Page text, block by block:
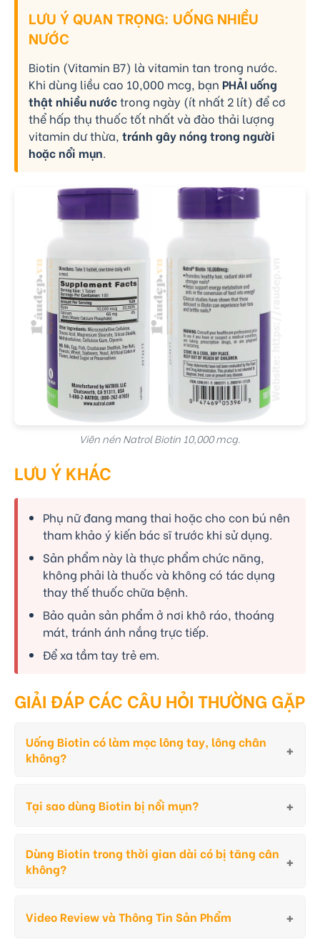
LƯU Ý QUAN TRỌNG: UỐNG NHIỀU
NƯỚC
Biotin (Vitamin B7) là vitamin tan trong nước.
Khi dùng liều cao 10,000 mcg, bạn PHẢI uống
thật nhiều nướctrong ngày (ít nhất 2 lít) để cơ
thể hấp thụ thuốc tốt nhất và đào thải lượng
vitamin dư thừa, tránh gây nóng trong người
hoặc nổi mụn.
Viên nén Natrol Biotin 10,000 mcg.
LƯU Ý KHÁC
Phụ nữ đang mang thai hoặc cho con bú nên
tham khảo ý kiến bác sĩ trước khi sử dụng.
Sản phẩm này là thực phẩm chức năng,
không phải là thuốc và không có tác dụng
thay thế thuốc chữa bệnh.
Bảo quản sản phẩm ở nơi khô ráo, thoáng
mát, tránh ánh nắng trực tiếp.
Để xa tầm tay trẻ em.
GIẢI ĐÁP CÁC CÂU HỎI THƯỜNG GẶP
Uống Biotin có làm mọc lông tay, lông chân
không?
Tại sao dùng Biotin bị nổi mụn?
Dùng Biotin trong thời gian dài có bị tăng cân
không?
Video Review và Thông Tin Sản Phẩm